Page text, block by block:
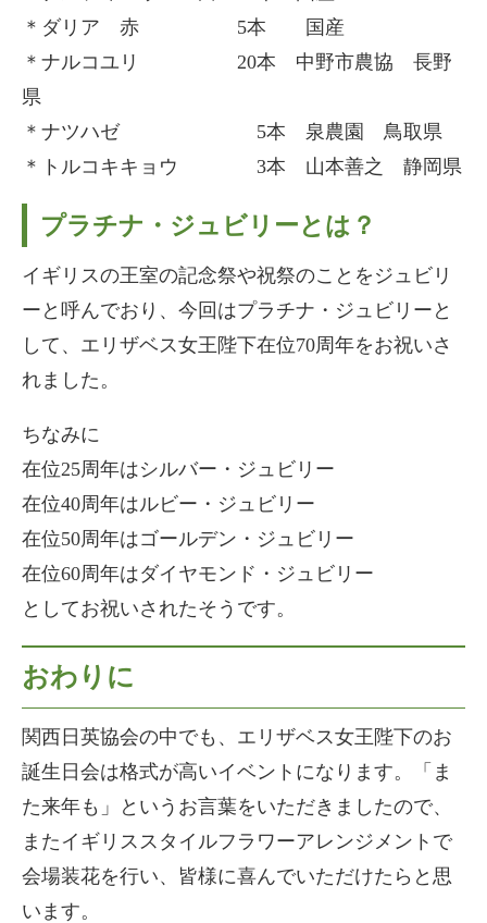
＊ダリア 赤 5本 国産
＊ナルコユリ 20本 中野市農協 長野
県
＊ナツハゼ 5本 泉農園 鳥取県
＊トルコキキョウ 3本 山本善之 静岡県
プラチナ・ジュビリーとは？
イギリスの王室の記念祭や祝祭のことをジュビリ
ーと呼んでおり、今回はプラチナ・ジュビリーと
して、エリザベス女王陛下在位70周年をお祝いさ
れました。
ちなみに
在位25周年はシルバー・ジュビリー
在位40周年はルビー・ジュビリー
在位50周年はゴールデン・ジュビリー
在位60周年はダイヤモンド・ジュビリー
としてお祝いされたそうです。
おわりに
関西日英協会の中でも、エリザベス女王陛下のお
誕生日会は格式が高いイベントになります。「ま
た来年も」というお言葉をいただきましたので、
またイギリススタイルフラワーアレンジメントで
会場装花を行い、皆様に喜んでいただけたらと思
います。